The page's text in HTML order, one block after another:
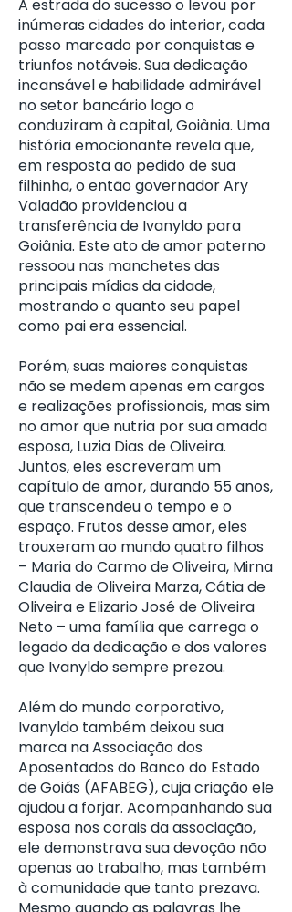
A estrada do sucesso o levou por
inúmeras cidades do interior, cada
passo marcado por conquistas e
triunfos notáveis. Sua dedicação
incansável e habilidade admirável
no setor bancário logo o
conduziram à capital, Goiânia. Uma
história emocionante revela que,
em resposta ao pedido de sua
filhinha, o então governador Ary
Valadão providenciou a
transferência de Ivanyldo para
Goiânia. Este ato de amor paterno
ressoou nas manchetes das
principais mídias da cidade,
mostrando o quanto seu papel
como pai era essencial.
Porém, suas maiores conquistas
não se medem apenas em cargos
e realizações profissionais, mas sim
no amor que nutria por sua amada
esposa, Luzia Dias de Oliveira.
Juntos, eles escreveram um
capítulo de amor, durando 55 anos,
que transcendeu o tempo e o
espaço. Frutos desse amor, eles
trouxeram ao mundo quatro filhos
– Maria do Carmo de Oliveira, Mirna
Claudia de Oliveira Marza, Cátia de
Oliveira e Elizario José de Oliveira
Neto – uma família que carrega o
legado da dedicação e dos valores
que Ivanyldo sempre prezou.
Além do mundo corporativo,
Ivanyldo também deixou sua
marca na Associação dos
Aposentados do Banco do Estado
de Goiás (AFABEG), cuja criação ele
ajudou a forjar. Acompanhando sua
esposa nos corais da associação,
ele demonstrava sua devoção não
apenas ao trabalho, mas também
à comunidade que tanto prezava.